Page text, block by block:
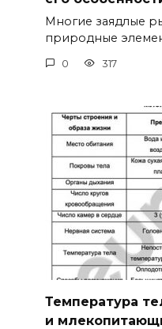
Многие заядлые
природные
0 317
Температура
и